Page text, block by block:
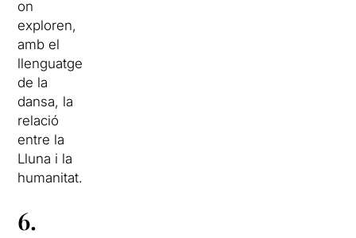
on
exploren,
amb el
llenguatge
de la
dansa, la
relació
entre la
Lluna i la
humanitat.
6.